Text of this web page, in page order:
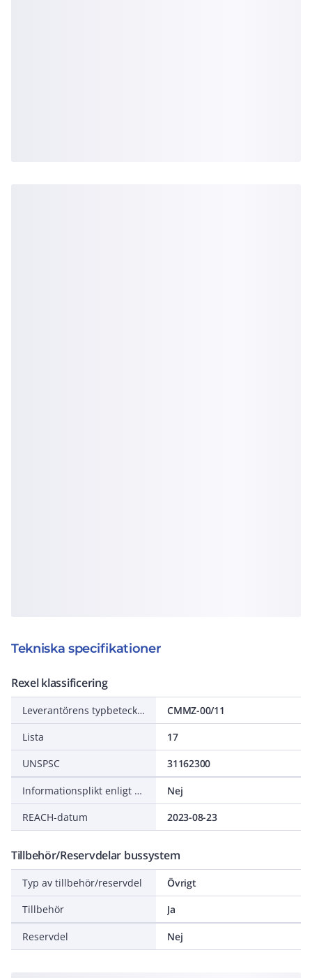
Tekniska specifikationer
Rexel klassificering
Leverantörens typbeteckning
CMMZ-00/11
Lista
17
UNSPSC
31162300
Informationsplikt enligt REACH
Nej
REACH-datum
2023-08-23
Tillbehör/Reservdelar bussystem
Typ av tillbehör/reservdel
Övrigt
Tillbehör
Ja
Reservdel Nej